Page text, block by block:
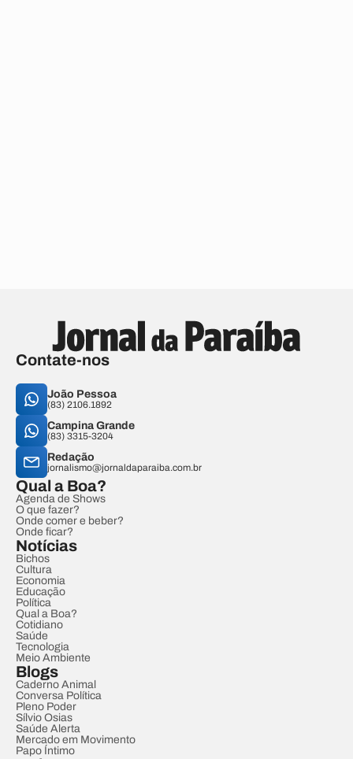
Contate-nos
João Pessoa
(83) 2106.1892
Campina Grande
(83) 3315-3204
Redação
jornalismo@jornaldaparaiba.com.br
Qual a Boa?
Agenda de Shows
O que fazer?
Onde comer e beber?
Onde ficar?
Notícias
Bichos
Cultura
Economia
Educação
Política
Qual a Boa?
Cotidiano
Saúde
Tecnologia
Meio Ambiente
Blogs
Caderno Animal
Conversa Política
Pleno Poder
Sílvio Osias
Saúde Alerta
Mercado em Movimento
Papo Íntimo